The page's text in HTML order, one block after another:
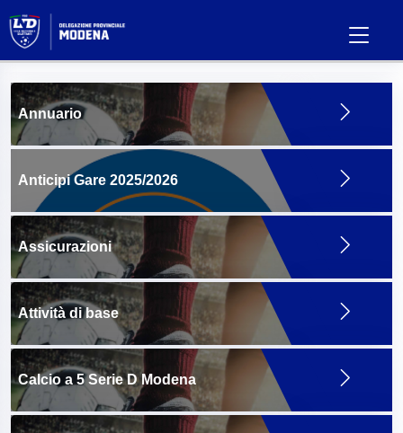
Annuario
Anticipi Gare 2025/2026
Assicurazioni
Attività di base
Calcio a 5 Serie D Modena